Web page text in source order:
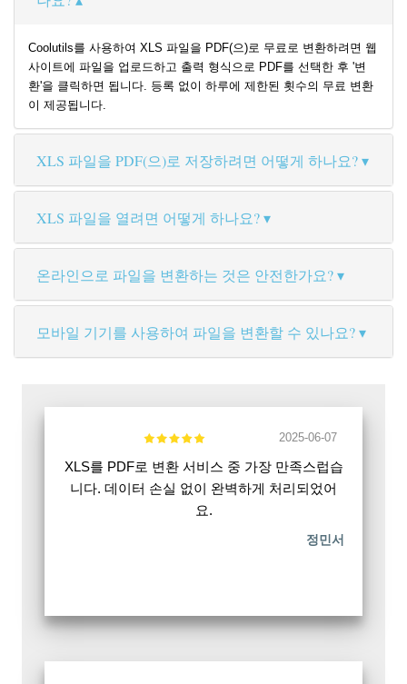
Coolutils를 사용하여 XLS 파일을 PDF(으)로 무료로 변환하려면 웹
사이트에 파일을 업로드하고 출력 형식으로 PDF를 선택한 후 '변
환'을 클릭하면 됩니다. 등록 없이 하루에 제한된 횟수의 무료 변환
이 제공됩니다.
XLS 파일을 PDF(으)로 저장하려면 어떻게 하나요?
XLS 파일을 열려면 어떻게 하나요?
온라인으로 파일을 변환하는 것은 안전한가요?
모바일 기기를 사용하여 파일을 변환할 수 있나요?
2025-06-07
XLS를 PDF로 변환 서비스 중 가장 만족스럽습
니다. 데이터 손실 없이 완벽하게 처리되었어
요.
정민서